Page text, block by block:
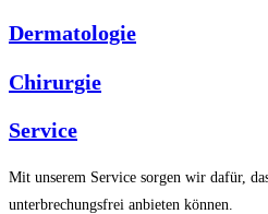
Dermatologie
Chirurgie
Service
Mit unserem Service sorgen wir dafür,
unterbrechungsfrei anbieten können.